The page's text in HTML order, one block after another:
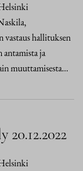
vastaus hallituksen
antamista ja
muuttamisesta…